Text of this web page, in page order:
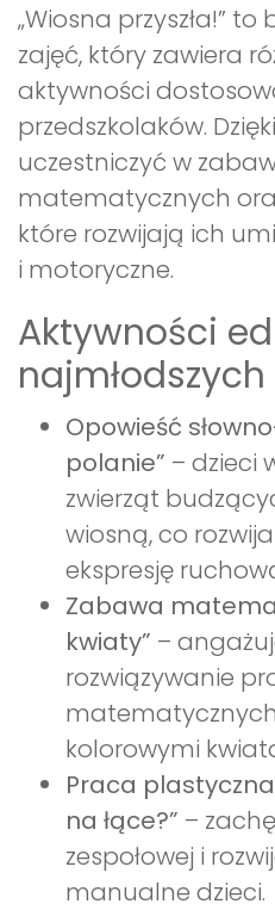
„Wiosna przyszła!”
zajęć, który zawiera
aktywności
przedszkolaków.
uczestniczyć w
matematycznych
które rozwijają ich
i motoryczne.
Aktywności
najmłodszych
Opowieść
polanie” – dzieci
zwierząt
wiosną, co
ekspresję
Zabawa
kwiaty” –
rozwiązywanie
kolorowymi
Praca
na łące?” –
zespołowej i
manualne dzieci.